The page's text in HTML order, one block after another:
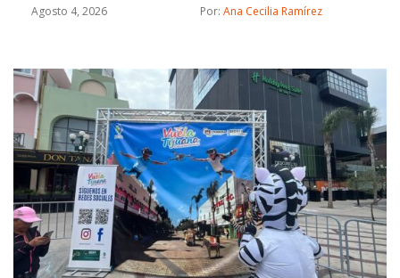
Agosto 4, 2026 Por: Ana Cecilia Ramírez